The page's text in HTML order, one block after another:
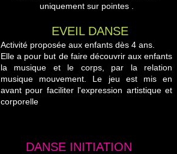
uniquement sur pointes .
EVEIL DANSE
Activité proposée aux enfants dès 4 ans.
Elle a pour but de faire découvrir aux enfants
la musique et le corps, par la relation
musique mouvement. Le jeu est mis en
avant pour faciliter l'expression artistique et
corporelle
DANSE INITIATION